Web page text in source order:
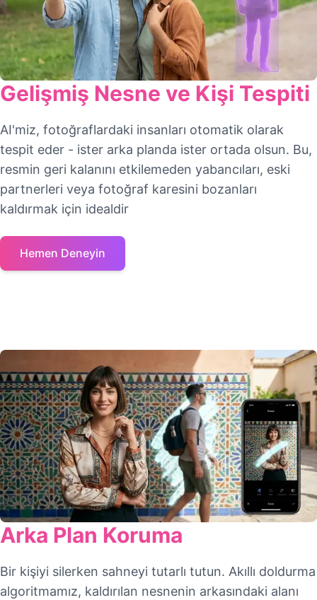
Gelişmiş Nesne ve Kişi Tespiti
AI'miz, fotoğraflardaki insanları otomatik olarak
tespit eder - ister arka planda ister ortada olsun. Bu,
resmin geri kalanını etkilemeden yabancıları, eski
partnerleri veya fotoğraf karesini bozanları
kaldırmak için idealdir
Hemen Deneyin
Arka Plan Koruma
Bir kişiyi silerken sahneyi tutarlı tutun. Akıllı doldurma
algoritmamız, kaldırılan nesnenin arkasındaki alanı